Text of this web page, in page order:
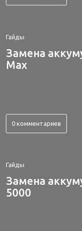
Гайды
Замена
Max
0 комментариев
Гайды
Замена
5000